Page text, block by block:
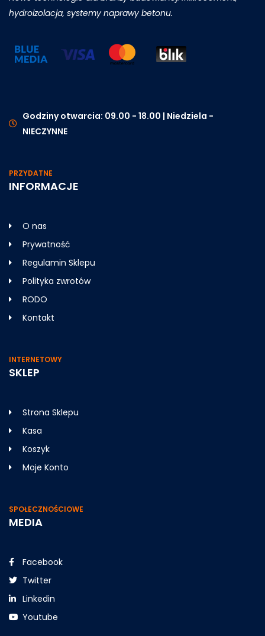
hydroizolacja, systemy naprawy betonu.
Godziny otwarcia: 09.00 - 18.00 | Niedziela -
NIECZYNNE
PRZYDATNE
INFORMACJE
O nas
Prywatność
Regulamin Sklepu
Polityka zwrotów
RODO
Kontakt
INTERNETOWY
SKLEP
Strona Sklepu
Kasa
Koszyk
Moje Konto
SPOŁECZNOŚCIOWE
MEDIA
Facebook
Twitter
Linkedin
Youtube